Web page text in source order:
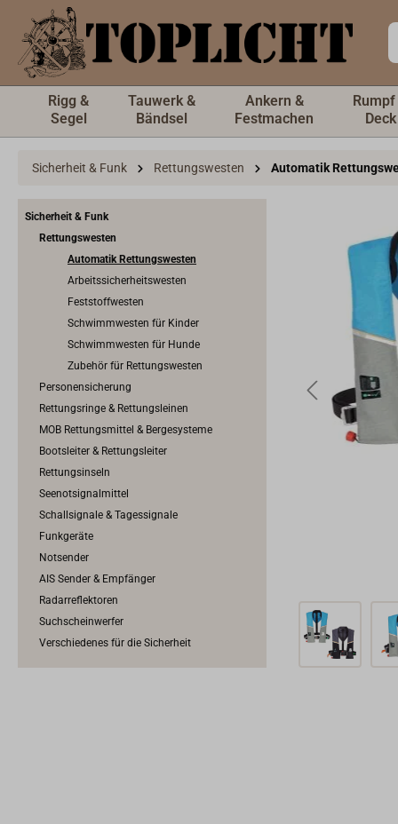
springen
Rigg &
Segel
Tauwerk &
Bändsel
Ankern &
Festmachen
Rumpf
Deck
Sicherheit & Funk Rettungswesten Automatik
Sicherheit & Funk
Rettungswesten
Automatik Rettungswesten
Arbeitssicherheitswesten
Feststoffwesten
Schwimmwesten für Kinder
Schwimmwesten für Hunde
Zubehör für Rettungswesten
Personensicherung
Rettungsringe & Rettungsleinen
MOB Rettungsmittel & Bergesysteme
Bootsleiter & Rettungsleiter
Rettungsinseln
Seenotsignalmittel
Schallsignale & Tagessignale
Funkgeräte
Notsender
AIS Sender & Empfänger
Radarreflektoren
Suchscheinwerfer
Verschiedenes für die Sicherheit